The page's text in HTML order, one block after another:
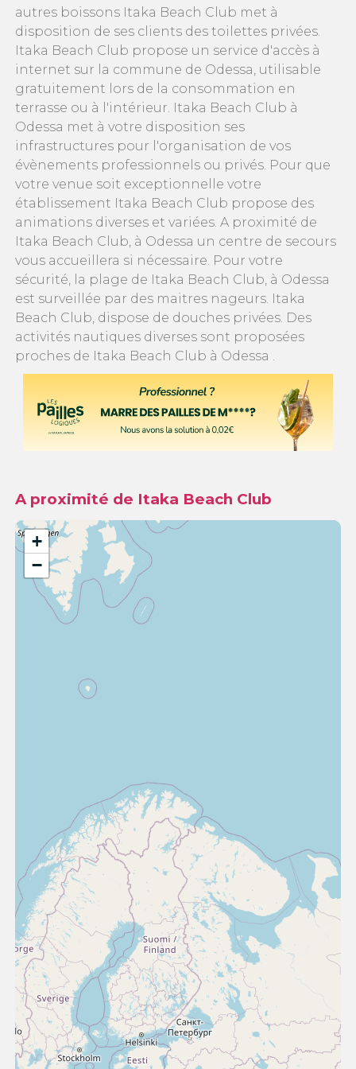
autres boissons Itaka Beach Club met à
disposition de ses clients des toilettes privées.
Itaka Beach Club propose un service d'accès à
internet sur la commune de Odessa, utilisable
gratuitement lors de la consommation en
terrasse ou à l'intérieur. Itaka Beach Club à
Odessa met à votre disposition ses
infrastructures pour l'organisation de vos
évènements professionnels ou privés. Pour que
votre venue soit exceptionnelle votre
établissement Itaka Beach Club propose des
animations diverses et variées. A proximité de
Itaka Beach Club, à Odessa un centre de secours
vous accueillera si nécessaire. Pour votre
sécurité, la plage de Itaka Beach Club, à Odessa
est surveillée par des maitres nageurs. Itaka
Beach Club, dispose de douches privées. Des
activités nautiques diverses sont proposées
proches de Itaka Beach Club à Odessa .
A proximité de Itaka Beach Club
+
−